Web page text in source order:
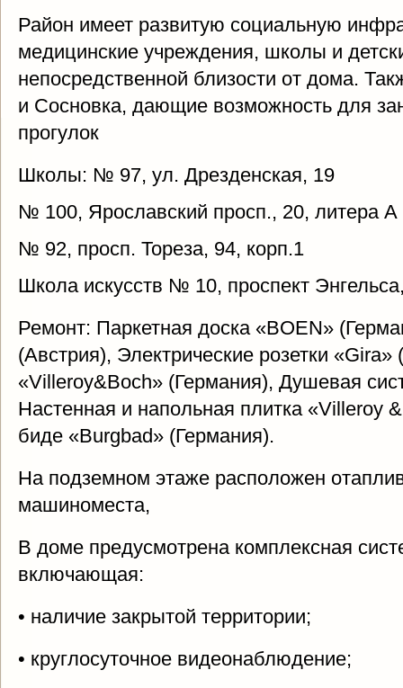
Район имеет развитую социальную
медицинские учреждения, школы и
непосредственной близости от дома.
и Сосновка, дающие возможность для
прогулок
Школы: № 97, ул. Дрезденская, 19
№ 100, Ярославский просп., 20, литера А
№ 92, просп. Тореза, 94, корп.1
Школа искусств № 10, проспект
Ремонт: Паркетная доска «BOEN»
(Австрия), Электрические розетки
«Villeroy&Boch» (Германия), Душевая
Настенная и напольная плитка «Villeroy
биде «Burgbad» (Германия).
На подземном этаже расположен
машиноместа,
В доме предусмотрена комплексная
включающая:
• наличие закрытой территории;
• круглосуточное видеонаблюдение;